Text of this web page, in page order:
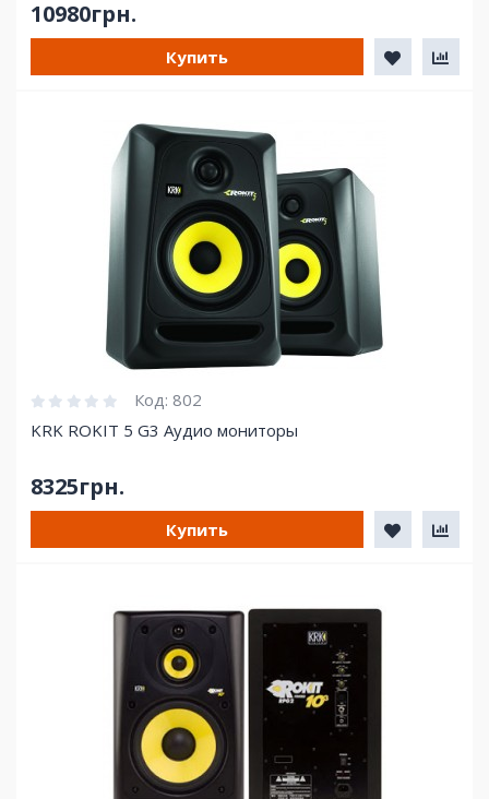
10980грн.
Купить
Код: 802
KRK ROKIT 5 G3 Аудио мониторы
8325грн.
Купить